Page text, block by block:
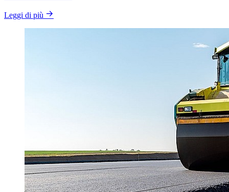
Leggi di più